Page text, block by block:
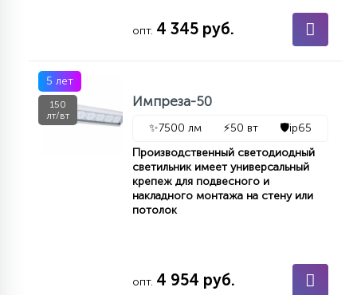
С УПРАВЛЕНИЕМ
АКСЕССУАРЫ
опт. 4 345 руб.
5 лет
150
лт/вт
Импреза-50
✨7500 лм ⚡50 вт 🛡️ip65
Производственный светодиодный
светильник имеет универсальный
крепеж для подвесного и
накладного монтажа на стену или
потолок
опт. 4 954 руб.